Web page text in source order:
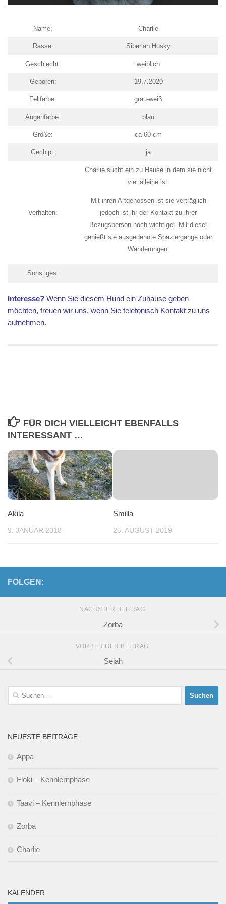
Name: Charlie
Rasse: Siberian Husky
Geschlecht: weiblich
Geboren: 19.7.2020
Fellfarbe: grau-weiß
Augenfarbe: blau
Größe: ca 60 cm
Gechipt: ja
Verhalten:
Charlie sucht ein zu Hause in dem sie nicht
viel alleine ist.
Mit ihren Artgenossen ist sie verträglich
jedoch ist ihr der Kontakt zu ihrer
Bezugsperson noch wichtiger. Mit dieser
genießt sie ausgedehnte Spaziergänge oder
Wanderungen.
Sonstiges:
Interesse? Wenn Sie diesem Hund ein Zuhause geben
möchten, freuen wir uns, wenn Sie telefonisch Kontakt zu uns
aufnehmen.
FÜR DICH VIELLEICHT EBENFALLS
INTERESSANT …
Akila
9. JANUAR 2018
Smilla
25. AUGUST 2019
FOLGEN:
NÄCHSTER BEITRAG
Zorba
VORHERIGER BEITRAG
Selah
Suchen
nach:
NEUESTE BEITRÄGE
Appa
Floki – Kennlernphase
Taavi – Kennlernphase
Zorba
Charlie
KALENDER